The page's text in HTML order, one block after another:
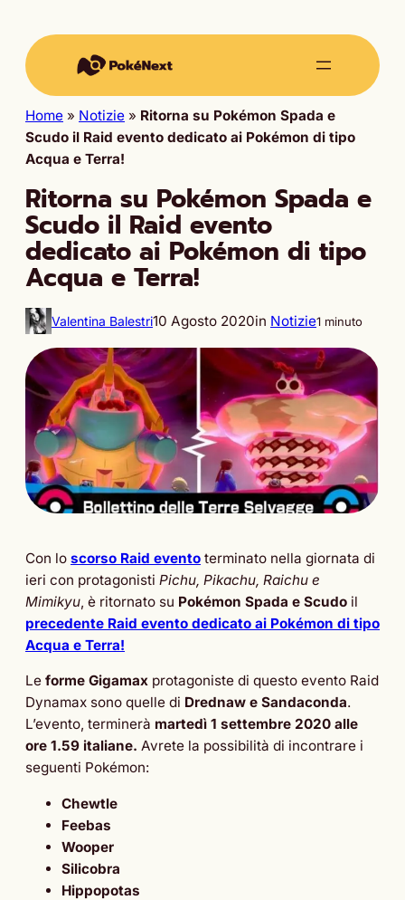
Home » Notizie » Ritorna su Pokémon Spada e
Scudo il Raid evento dedicato ai Pokémon di tipo
Acqua e Terra!
Ritorna su Pokémon Spada e
Scudo il Raid evento
dedicato ai Pokémon di tipo
Acqua e Terra!
Valentina Balestri10 Agosto 2020in Notizie1 minuto
Con lo scorso Raid evento terminato nella giornata di
ieri con protagonisti Pichu, Pikachu, Raichu e
Mimikyu, è ritornato su Pokémon Spada e Scudo il
precedente Raid evento dedicato ai Pokémon di tipo
Acqua e Terra!
Le forme Gigamax protagoniste di questo evento Raid
Dynamax sono quelle di Drednaw e Sandaconda.
L’evento, terminerà martedì 1 settembre 2020 alle
ore 1.59 italiane. Avrete la possibilità di incontrare i
seguenti Pokémon:
Chewtle
Feebas
Wooper
Silicobra
Hippopotas